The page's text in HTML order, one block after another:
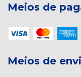
Meios de
Meios de